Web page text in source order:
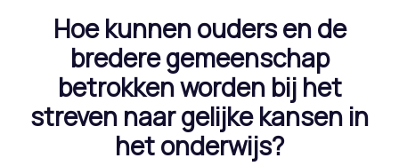
Hoe kunnen ouders en de
bredere gemeenschap
betrokken worden bij het
streven naar gelijke kansen in
het onderwijs?